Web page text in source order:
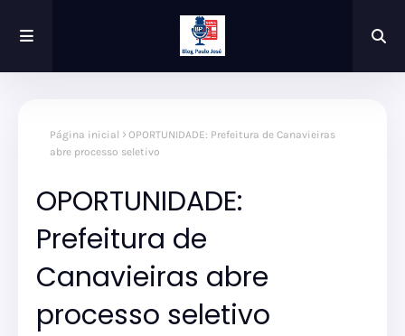
Página inicial
OPORTUNIDADE: Prefeitura de Canavieiras
abre processo seletivo
OPORTUNIDADE:
Prefeitura de
Canavieiras abre
processo seletivo